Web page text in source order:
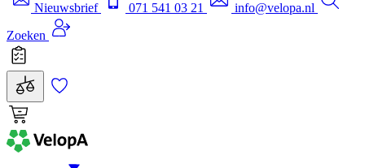
Nieuwsbrief
071 541 03 21
info@velopa.nl
Zoeken